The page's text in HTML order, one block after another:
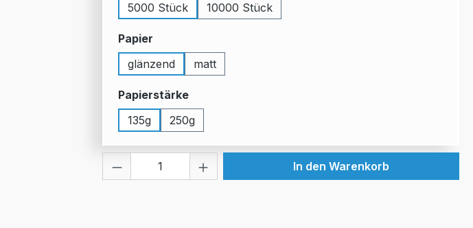
5000 Stück
10000 Stück
Papier
glänzend
matt
Papierstärkeauswählen
135g
250g
Produkt Anzahl: Gib den gewünschten Wert
In den Warenkorb